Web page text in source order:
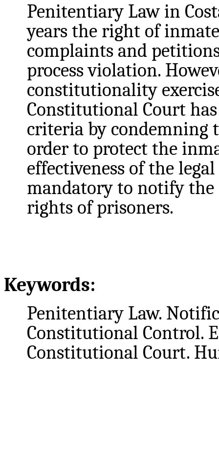
Penitentiary Law in
years the right of
complaints and
process violation.
constitutionality
Constitutional Court
criteria by
order to protect the
effectiveness of the
mandatory to notify
rights of prisoners.
Keywords:
Penitentiary Law.
Constitutional Control.
Constitutional Court.